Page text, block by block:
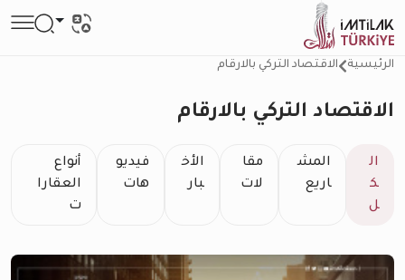
الرئيسية الاقتصاد التركي بالارقام
الاقتصاد التركي بالارقام
ال
ك
ل
المش
اريع
مقا
لات
الأخ
بار
فيديو
هات
أنواع
العقارا
ت